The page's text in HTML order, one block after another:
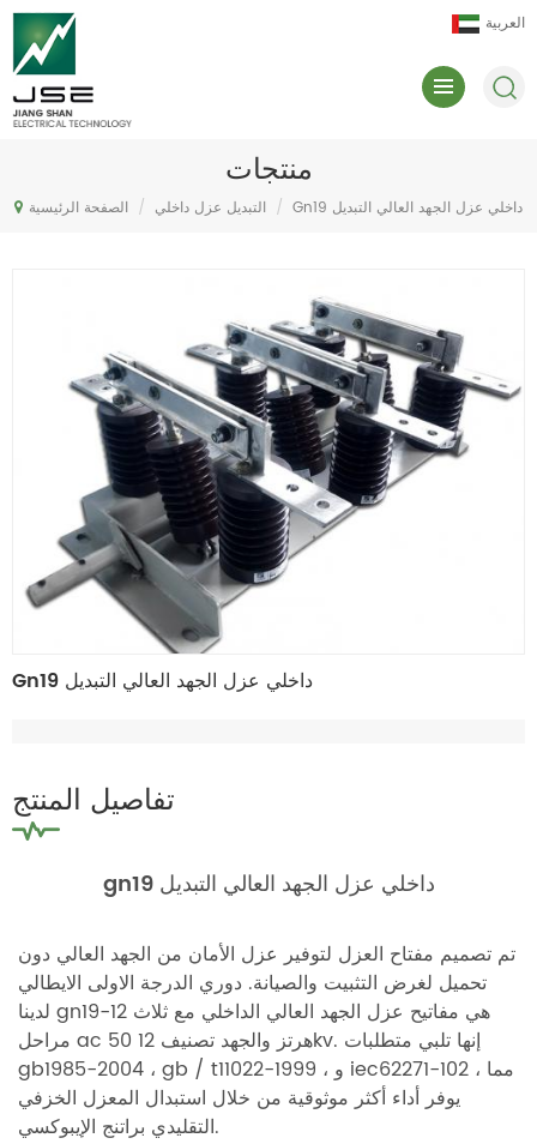
العربية
منتجات
الصفحة الرئيسية / التبديل عزل داخلي / Gn19 داخلي عزل الجهد العالي التبديل
Gn19 داخلي عزل الجهد العالي التبديل
تفاصيل المنتج
gn19 داخلي عزل الجهد العالي التبديل
تم تصميم مفتاح العزل لتوفير عزل الأمان من الجهد العالي دون
تحميل لغرض التثبيت والصيانة. دوري الدرجة الاولى الايطالي
لدينا gn19-12 هي مفاتيح عزل الجهد العالي الداخلي مع ثلاث
مراحل ac 50 هرتز والجهد تصنيف 12kv. إنها تلبي متطلبات
gb1985-2004 ، gb / t11022-1999 ، و iec62271-102 ، مما
يوفر أداء أكثر موثوقية من خلال استبدال المعزل الخزفي
التقليدي براتنج الإيبوكسي.